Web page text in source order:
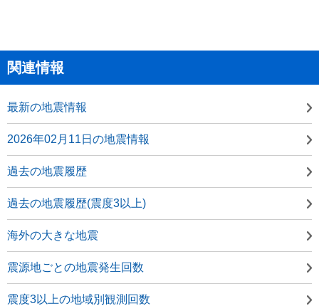
関連情報
最新の地震情報
2026年02月11日の地震情報
過去の地震履歴
過去の地震履歴(震度3以上)
海外の大きな地震
震源地ごとの地震発生回数
震度3以上の地域別観測回数